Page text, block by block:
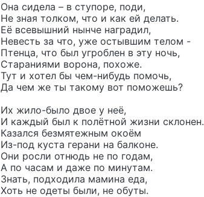
Она сидела – в ступоре, поди,
Не зная толком, что и как ей делать.
Её всевышний нынче наградил,
Невесть за что, уже остывшим телом -
Птенца, что был угроблен в эту ночь,
Стараниями ворона, похоже.
Тут и хотел бы чем-нибудь помочь,
Да чем же ты такому вот поможешь?
Их жило-было двое у неё,
И каждый был к полётной жизни склонен.
Казался безмятежным окоём
Из-под куста герани на балконе.
Они росли отнюдь не по годам,
А по часам и даже по минутам.
Знать, подходила мамина еда,
Хоть не одеты были, не обуты.